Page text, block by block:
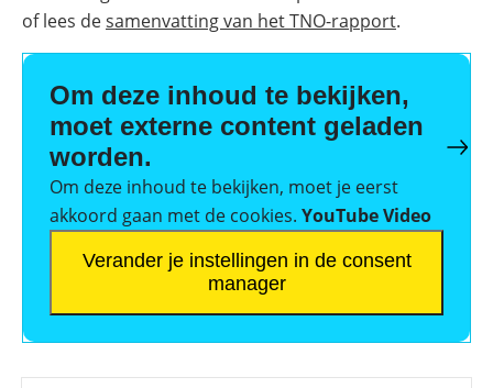
of lees desamenvatting van het TNO-rapport.
Om deze inhoud te bekijken,
moet externe content geladen
worden.
Om deze inhoud te bekijken, moet je eerst
akkoord gaan met de cookies. YouTube Video
Verander je instellingen in de consent
manager